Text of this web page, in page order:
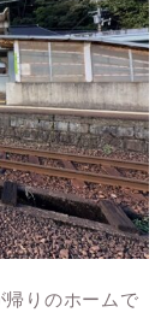
帰りのホームで